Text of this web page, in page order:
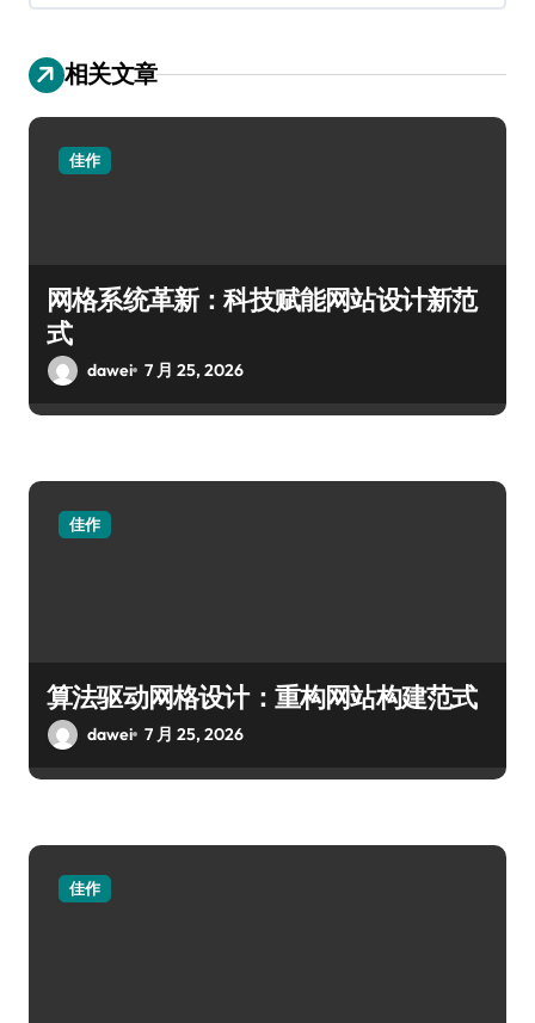
相关文章
佳作
网格系统革新：科技赋能网站设计新范
式
dawei 7 月 25, 2026
佳作
算法驱动网格设计：重构网站构建范式
dawei 7 月 25, 2026
佳作